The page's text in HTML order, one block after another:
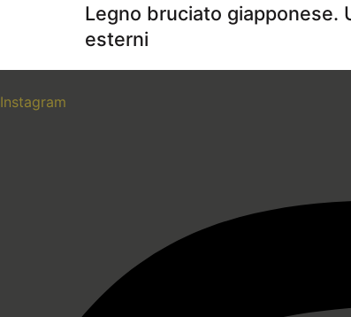
Legno bruciato giapponese.
esterni
Instagram